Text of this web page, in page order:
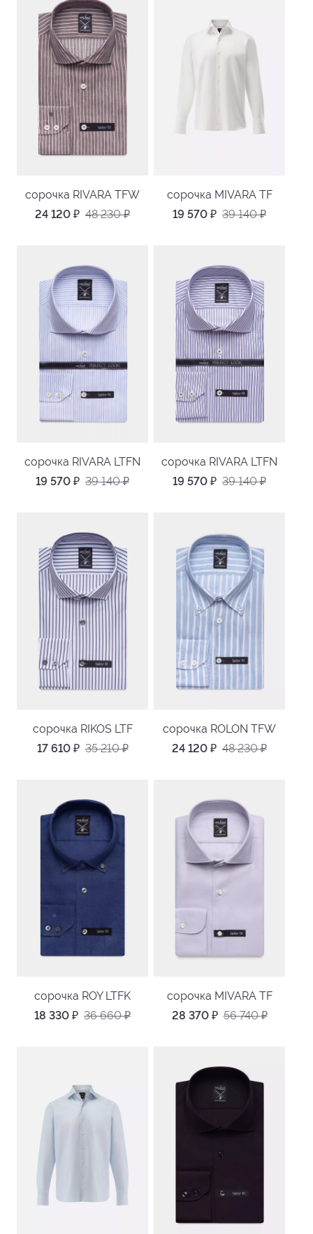
сорочка RIVARA TFW
24 120 ₽ 48 230₽
сорочка MIVARA TF
19 570 ₽ 39 140₽
сорочка RIVARA LTFN
19 570 ₽ 39 140₽
сорочка RIVARA LTFN
19 570 ₽ 39 140₽
сорочка RIKOS LTF
17 610 ₽ 35 210₽
сорочка ROLON TFW
24 120 ₽ 48 230₽
сорочка ROY LTFK
18 330 ₽ 36 660₽
сорочка MIVARA TF
28 370 ₽ 56 740₽